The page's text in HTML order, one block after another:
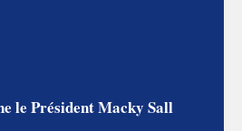
le Président Macky Sall